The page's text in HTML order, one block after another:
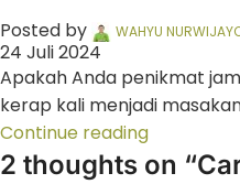
Posted by WAHYU
24 Juli 2024
Apakah Anda penikmat
kerap kali menjadi
Continue reading
2 thoughts on “